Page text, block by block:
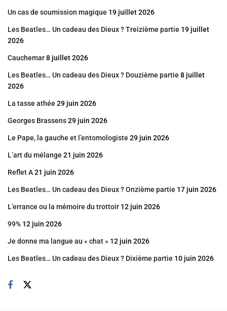
Un cas de soumission magique 19 juillet 2026
Les Beatles… Un cadeau des Dieux ? Treizième partie 19 juillet
2026
Cauchemar8 juillet 2026
Les Beatles… Un cadeau des Dieux ? Douzième partie 8 juillet
2026
La tasse athée 29 juin 2026
Georges Brassens29 juin 2026
Le Pape, la gauche et l’entomologiste 29 juin 2026
L’art du mélange 21 juin 2026
Reflet A21 juin 2026
Les Beatles… Un cadeau des Dieux ? Onzième partie 17 juin 2026
L’errance ou la mémoire du trottoir 12 juin 2026
99% 12 juin 2026
Je donne ma langue au « chat » 12 juin 2026
Les Beatles… Un cadeau des Dieux ? Dixième partie 10 juin 2026